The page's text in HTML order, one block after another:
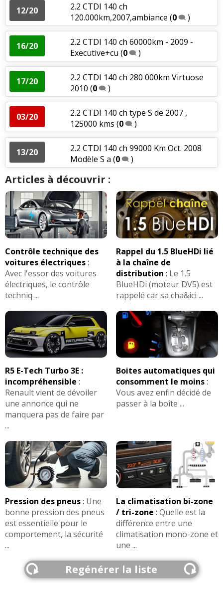
12/20
2.2 CTDI 140 ch
120.000km,2007,ambiance (0 )
16/20
2.2 CTDI 140 ch 60000km - 2009 -
Executive+cu (0 )
17/20
2.2 CTDI 140 ch 280 000km Virtuose
2010 (0 )
03/20
2.2 CTDI 140 ch type S de 2007 ,
125000 kms (0 )
13/20
2.2 CTDI 140 ch 99000 Km Oct. 2008
Modèle S a (0 )
Articles à découvrir :
Contrôle technique des
voitures électriques:
Avec l'essor des voitures
électriques, le contrôle
techniq ...
Rappel du 1.5 BlueHDi lié
à la chaîne de
distribution : Le 1.5
BlueHDi (moteur DV5) est
rappelé car sa cha&ici ...
R5 E-Tech Turbo 3E :
incompréhensible :
Renault vient de dévoiler
une annonce qui ne
manquera pas de faire par
...
Boites automatiques qui
consomment le moins:
Vous avez enfin décidé de
passer à la boîte ...
Pression des pneus: Une
bonne pression des pneus
est essentielle pour le
comportement, la sécurité
...
La climatisation bi-zone
/ tri-zone : Quelle est la
différence entre une
climatisation mono-zone et
une ...
Regénérer la liste